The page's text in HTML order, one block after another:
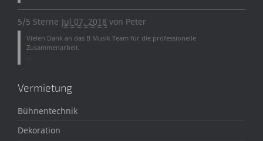
5/5 Sterne Jul 07, 2018 von Peter
Vielen Dank an das B Musik Team für die professionelle
Zusammenarbeit.
...
Vermietung
Bühnentechnik
Dekoration